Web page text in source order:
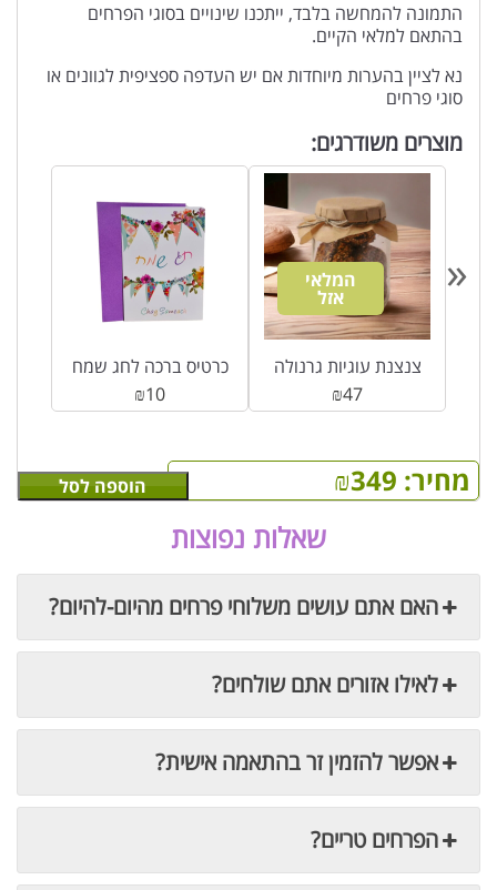
התמונה להמחשה בלבד, ייתכנו שינויים בסוגי הפרחים
בהתאם למלאי הקיים.
נא לציין בהערות מיוחדות אם יש העדפה ספציפית לגוונים או
סוגי פרחים
מחיר: ₪349 הוספה לסל
מוצרים משודרגים:
כרטיס ברכה לחג שמח
₪10
המלאי
אזל
צנצנת עוגיות גרנולה
₪47
«
שאלות נפוצות
האם אתם עושים משלוחי פרחים מהיום-להיום?
לאילו אזורים אתם שולחים?
אפשר להזמין זר בהתאמה אישית?
הפרחים טריים?